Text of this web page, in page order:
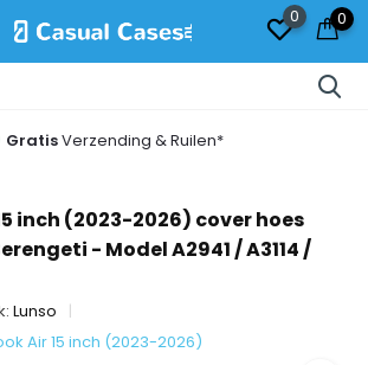
0 0
GratisVerzending & Ruilen*
inch (2023-2026) cover hoes
- Model A2941 / A3114 /
Lunso
Air 15 inch (2023-2026)